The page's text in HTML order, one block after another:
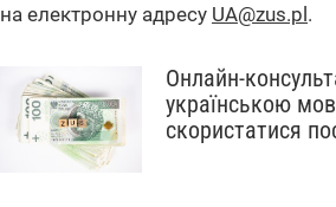
на електронну адресу UA@zus.pl.
Онлайн-
українською
скористатися